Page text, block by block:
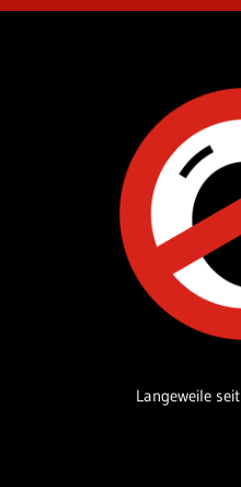
Langeweile seit